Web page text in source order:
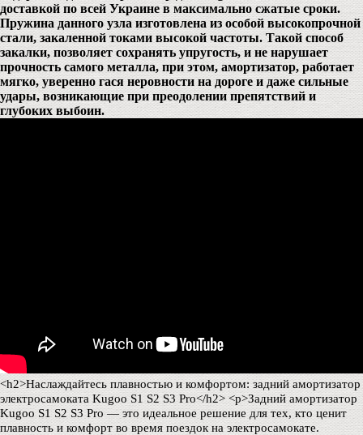
доставкой по всей Украине в максимально сжатые сроки.
Пружина данного узла изготовлена из особой высокопрочной
стали, закаленной токами высокой частоты. Такой способ
закалки, позволяет сохранять упругость, и не нарушает
прочность самого металла, при этом, амортизатор, работает
мягко, уверенно гася неровности на дороге и даже сильные
удары, возникающие при преодолении препятствий и
глубоких выбоин.
<h2>Наслаждайтесь плавностью и комфортом: задний амортизатор
электросамоката Kugoo S1 S2 S3 Pro</h2> <p>Задний амортизатор
Kugoo S1 S2 S3 Pro — это идеальное решение для тех, кто ценит
плавность и комфорт во время поездок на электросамокате.